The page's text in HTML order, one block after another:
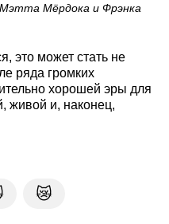
Мёрдока и Фрэнка
это может стать не
ряда громких
хорошей эры для
живой и, наконец,
😿